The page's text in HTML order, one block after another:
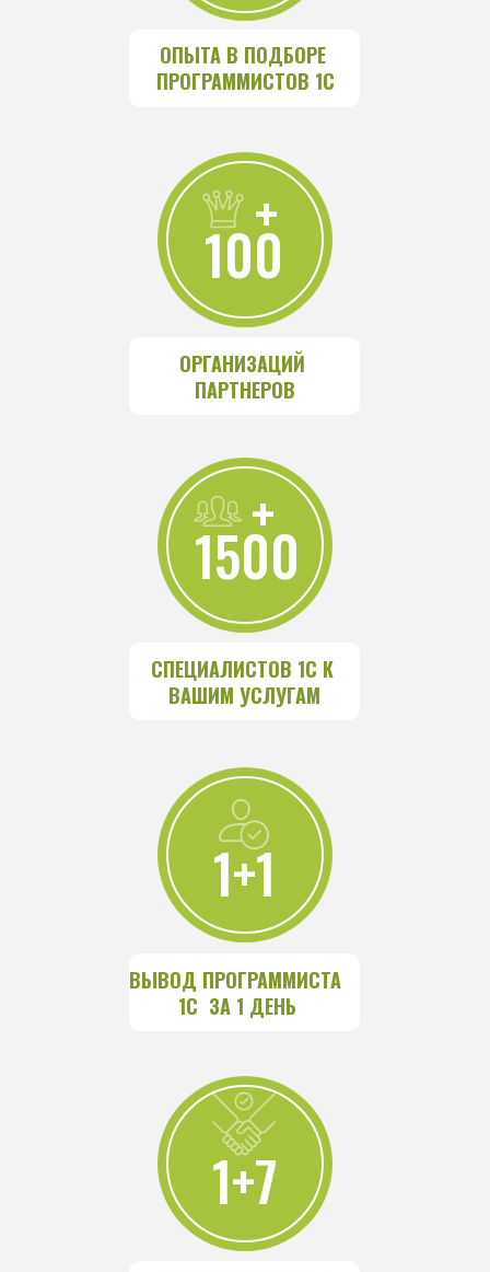
100
1500
+
ОПЫТА В ПОДБОРЕ
ПРОГРАММИСТОВ 1С
+
ОРГАНИЗАЦИЙ
ПАРТНЕРОВ
1+1
1+7
СПЕЦИАЛИСТОВ 1С К
ВАШИМ УСЛУГАМ
ВЫВОД ПРОГРАММИСТА
1С  ЗА 1 ДЕНЬ